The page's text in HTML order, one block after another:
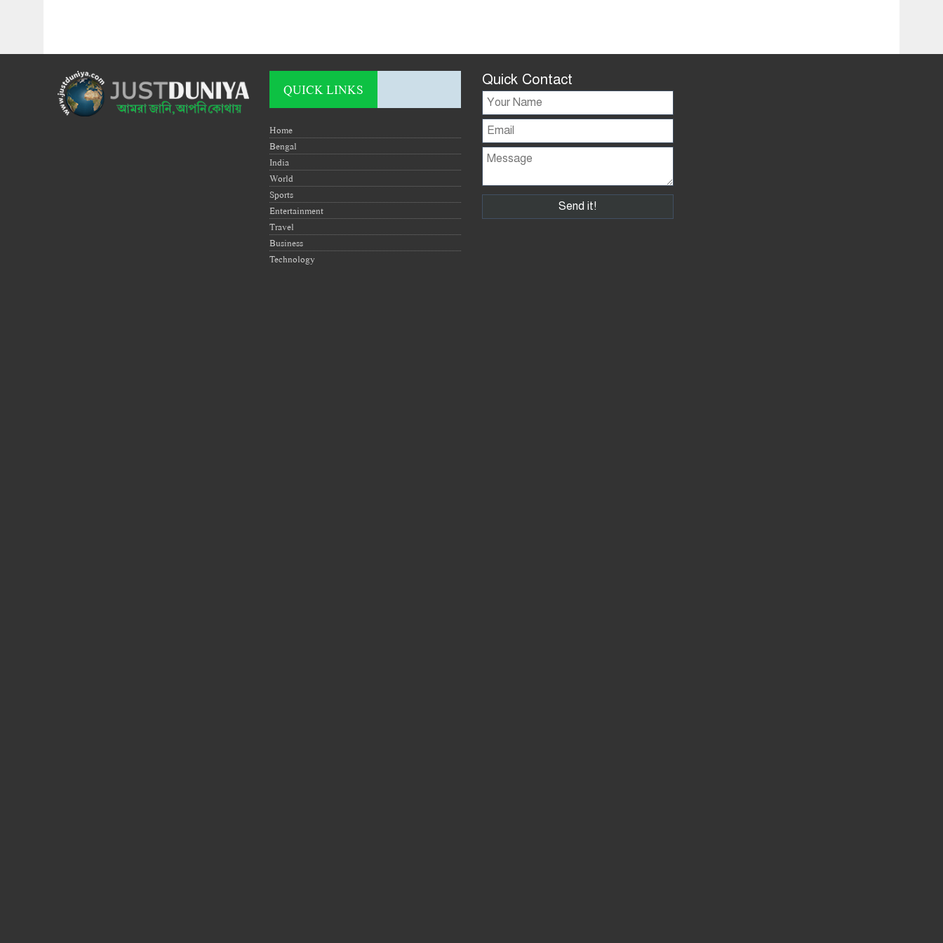
QUICK LINKS
Home
Bengal
India
World
Sports
Entertainment
Travel
Business
Technology
Quick Contact